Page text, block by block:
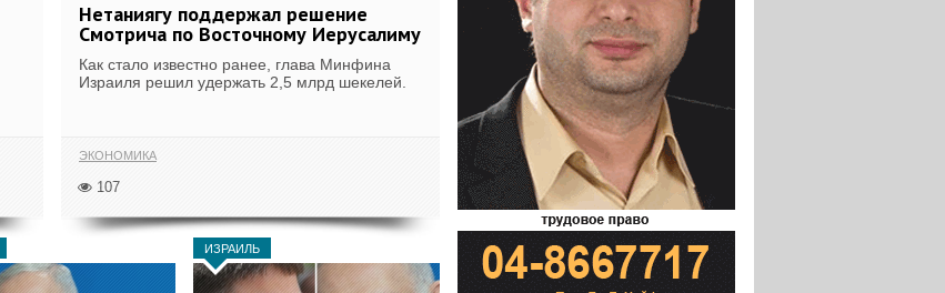
Нетаниягу поддержал решение
Смотрича по Восточному Иерусалиму
Как стало известно ранее, глава Минфина
Израиля решил удержать 2,5 млрд шекелей.
ЭКОНОМИКА
107
ИЗРАИЛЬ